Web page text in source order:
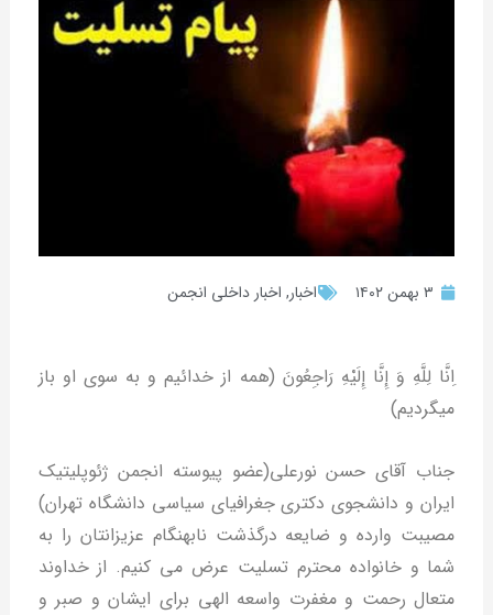
۳ بهمن ۱۴۰۲ اخبار, اخبار داخلی انجمن
ِانَّا لِلَّهِ وَ إِنَّا إِلَيْهِ رَاجِعُونَ (همه از خدائیم و به سوی او باز
میگردیم)
جناب آقای حسن نورعلی(عضو پیوسته انجمن ژئوپلیتیک
ایران و دانشجوی دکتری جغرافیای سیاسی دانشگاه تهران)
مصیبت وارده و ضایعه درگذشت نابهنگام عزیزانتان را به
شما و خانواده محترم تسلیت عرض می کنیم. از خداوند
متعال رحمت و مغفرت واسعه الهی برای ایشان و صبر و